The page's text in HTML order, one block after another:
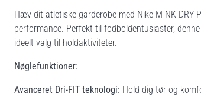
Hæv dit atletiske garderobe med Nike M NK DRY
performance. Perfekt til fodboldentusiaster,
ideelt valg til holdaktiviteter.
Nøglefunktioner:
Avanceret Dri-FIT teknologi: Hold dig tør og